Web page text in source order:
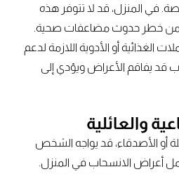
في المنزل، قد لا تتوفر هذه
من خطر حدوث مضاعفات صحية.
الغذائية أو الأدوية اللازمة لدعم
قد يفاقم الأعراض ويؤدي إلى
أو الأصدقاء، قد يواجه الشخص
أعراض الانسحاب في المنزل.